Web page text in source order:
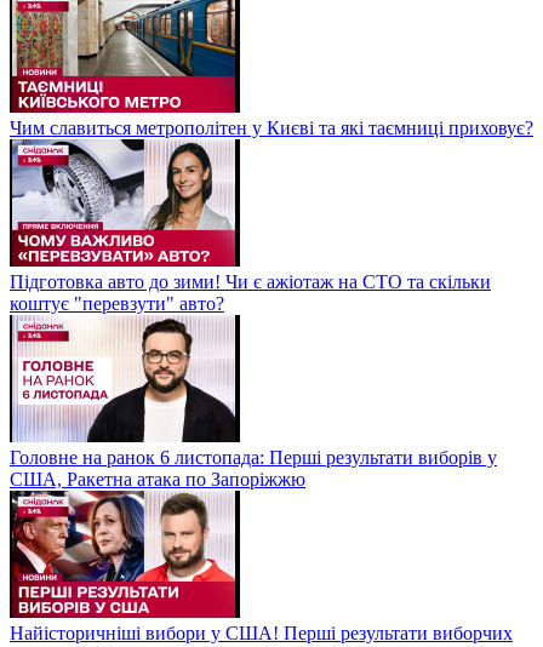
Чим славиться метрополітен у Києві та які таємниці приховує?
Підготовка авто до зими! Чи є ажіотаж на СТО та скільки
коштує "перевзути" авто?
Головне на ранок 6 листопада: Перші результати виборів у
США, Ракетна атака по Запоріжжю
Найісторичніші вибори у США! Перші результати виборчих